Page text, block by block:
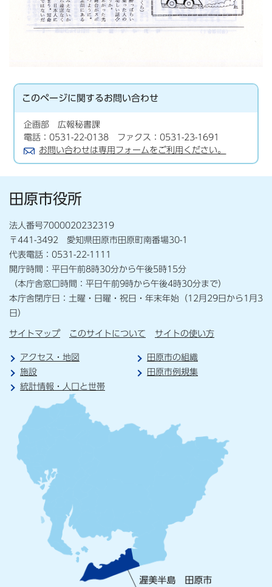
このページに関するお問い合わせ
企画部 広報秘書課
電話：0531-22-0138 ファクス：0531-23-1691
お問い合わせは専用フォームをご利用ください。
田原市役所
法人番号7000020232319
〒441-3492 愛知県田原市田原町南番場30-1
代表電話：0531-22-1111
開庁時間：平日午前8時30分から午後5時15分
（本庁舎窓口時間：平日午前9時から午後4時30分まで）
本庁舎閉庁日：土曜・日曜・祝日・年末年始（12月29日から1月3
日）
サイトマップ このサイトについて サイトの使い方
アクセス・地図
田原市の組織
施設
田原市例規集
統計情報・人口と世帯